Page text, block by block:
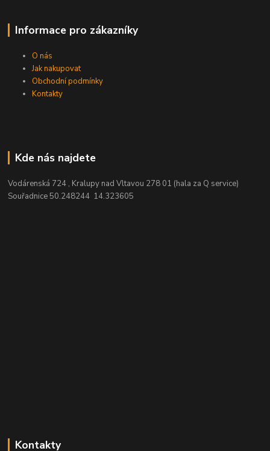
Informace pro zákazníky
O nás
Jak nakupovat
Obchodní podmínky
Kontakty
Kde nás najdete
Vodárenská 724 , Kralupy nad Vltavou 278 01 (hala za Q service)
Souřadnice 50.248244 14.323605
Kontakty